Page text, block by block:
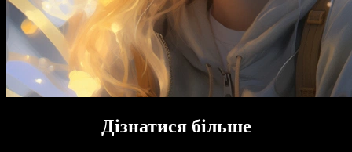
Дізнатися більше